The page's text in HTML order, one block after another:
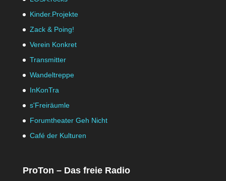
Kinder.Projekte
Zack & Poing!
Verein Konkret
Transmitter
Wandeltreppe
InKonTra
s'Freiräumle
Forumtheater Geh Nicht
Café der Kulturen
ProTon – Das freie Radio